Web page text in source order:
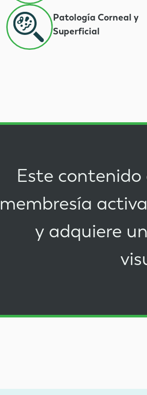
Patología Corneal y
Superficial
Este contenido
membresía
y adquiere